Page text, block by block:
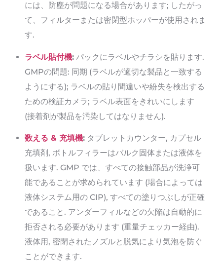
には、防塵が問題になる場合があります; したがっ
て、フィルターまたは密閉型ホッパーが使用されま
す.
ラベル貼付機: パックにラベルやチラシを貼ります.
GMPの問題: 同期 (ラベルが適切な製品と一致する
ようにする); ラベルの貼り間違いや紛失を検出する
ための検証カメラ; ラベル表面をきれいにします
(接着剤が製品を汚染してはなりません).
数える & 充填機: タブレットカウンター, カプセル
充填剤, ボトルフィラーはバルク固体または液体を
扱います. GMP では、すべての接触部品が洗浄可
能であることが求められています (場合によっては
液体システム用の CIP), すべての塗りつぶしが正確
であること. アンダーフィルなどの欠陥は自動的に
拒否される必要があります (重量チェッカー経由).
液体用, 密閉されたノズルと脱気により気泡を防ぐ
ことができます.